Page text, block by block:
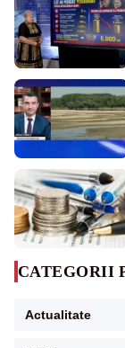
CATEGORII
Actualitate